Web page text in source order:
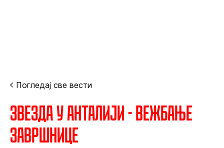
Погледај све вести
Звезда у Анталији - Вежбање
завршнице